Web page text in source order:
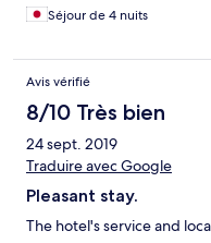
Séjour de 4 nuits
Avis vérifié
8/10 Très bien
24 sept. 2019
Traduire avec Google
Pleasant stay.
The hotel's service and